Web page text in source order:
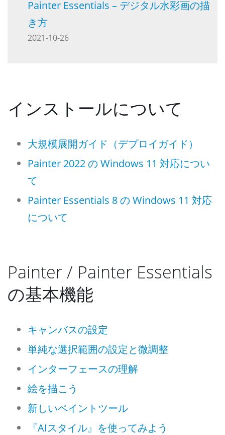
Painter Essentials – デジタル水彩画の描
き方
2021-10-26
インストールについて
大規模展開ガイド（デプロイガイド）
Painter 2022 の Windows 11 対応につい
て
Painter Essentials 8 の Windows 11 対応
について
Painter / Painter Essentials
の基本機能
キャンバスの設定
単純な選択範囲の設定と微調整
インターフェースの理解
絵を描こう
新しいペイントツール
『AIスタイル』を使ってみよう